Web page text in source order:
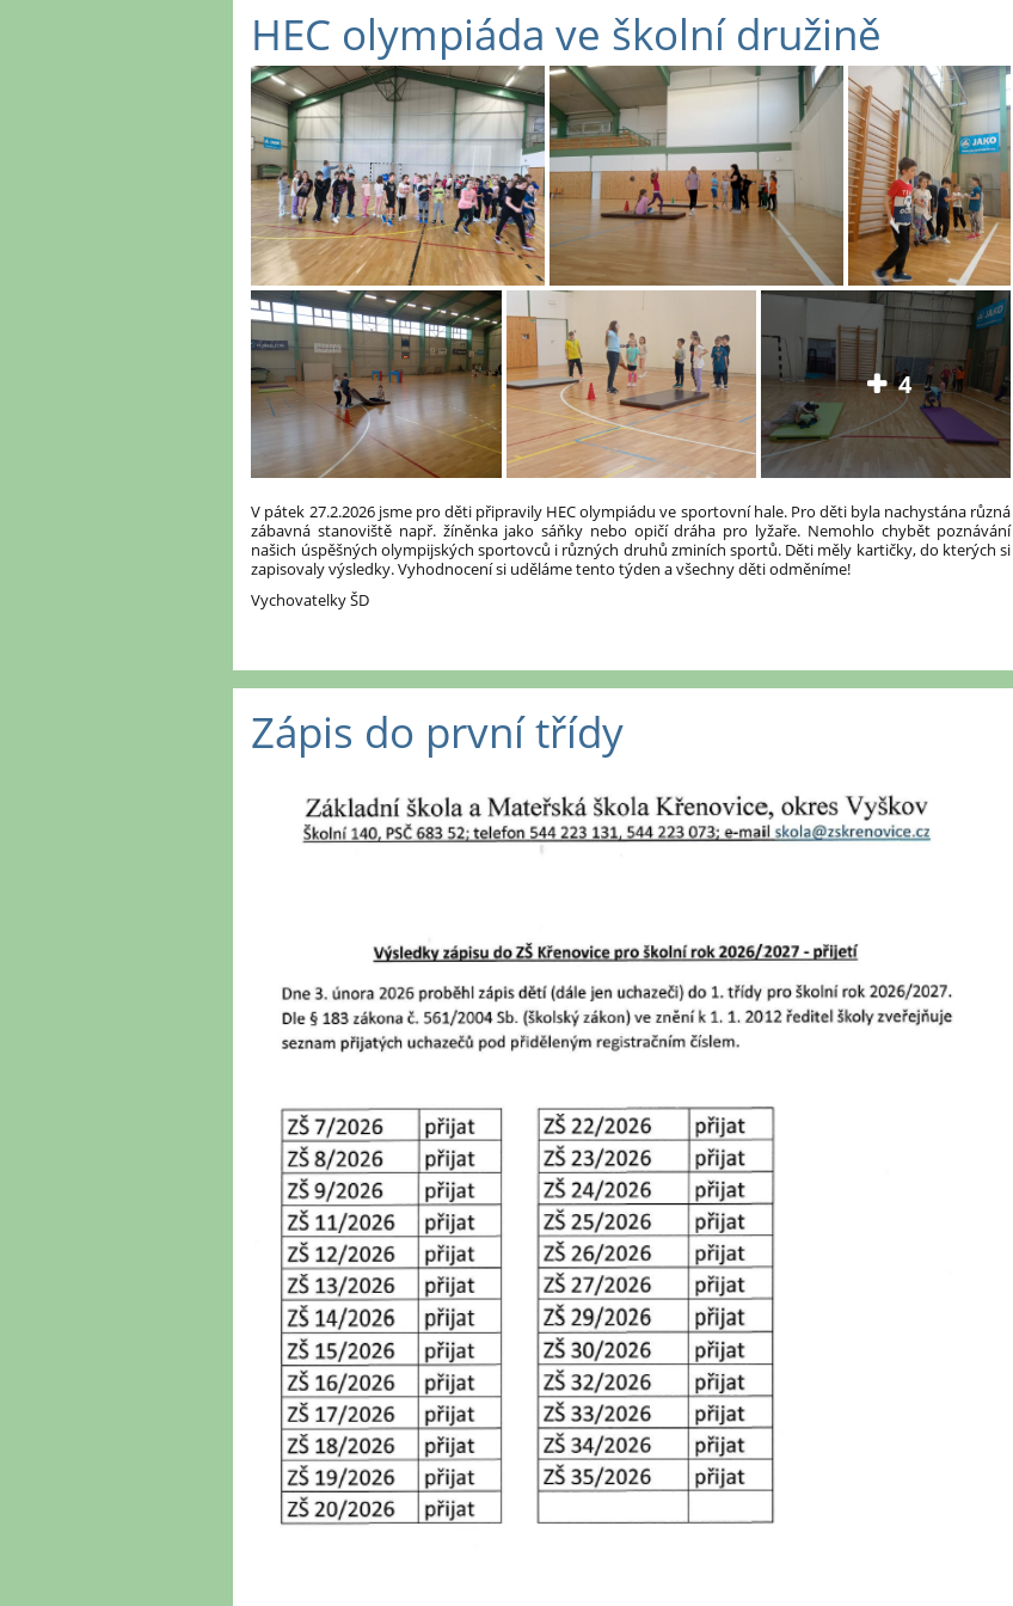
HEC olympiáda ve školní družině
4
V pátek 27.2.2026 jsme pro děti připravily HEC olympiádu ve sportovní hale. Pro děti byla nachystána různá
zábavná stanoviště např. žíněnka jako sáňky nebo opičí dráha pro lyžaře. Nemohlo chybět poznávání
našich úspěšných olympijských sportovců i různých druhů zminích sportů. Děti měly kartičky, do kterých si
zapisovaly výsledky. Vyhodnocení si uděláme tento týden a všechny děti odměníme!
Vychovatelky ŠD
Zápis do první třídy